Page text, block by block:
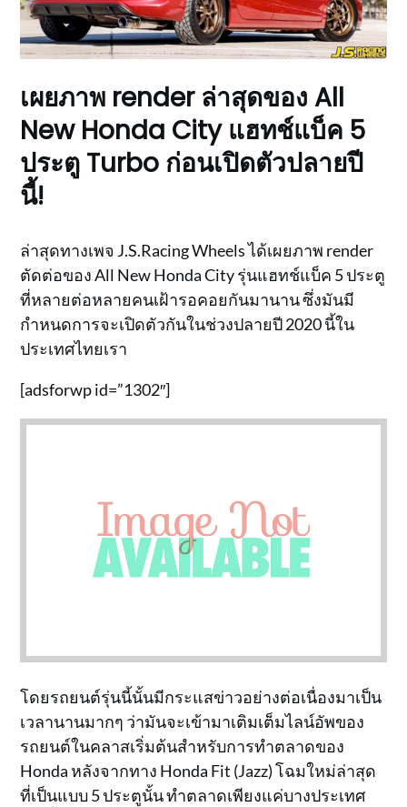
เผยภาพ render ล่าสุดของ All
New Honda City แฮทช์แบ็ค 5
ประตู Turbo ก่อนเปิดตัวปลายปี
นี้!
ล่าสุดทางเพจ J.S.Racing Wheels ได้เผยภาพ render
ตัดต่อของ All New Honda City รุ่นแฮทช์แบ็ค 5 ประตู
ที่หลายต่อหลายคนเฝ้ารอคอยกันมานาน ซึ่งมันมี
กำหนดการจะเปิดตัวกันในช่วงปลายปี 2020 นี้ใน
ประเทศไทยเรา
[adsforwp id=”1302″]
โดยรถยนต์รุ่นนี้นั้นมีกระแสข่าวอย่างต่อเนื่องมาเป็น
เวลานานมากๆ ว่ามันจะเข้ามาเติมเต็มไลน์อัพของ
รถยนต์ในคลาสเริ่มต้นสำหรับการทำตลาดของ
Honda หลังจากทาง Honda Fit (Jazz) โฉมใหม่ล่าสุด
ที่เป็นแบบ 5 ประตูนั้น ทำตลาดเพียงแค่บางประเทศ